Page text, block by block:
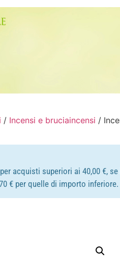
/ Incensi e bruciaincensi /
acquisti superiori ai 40,00 €,
€ per quelle di importo